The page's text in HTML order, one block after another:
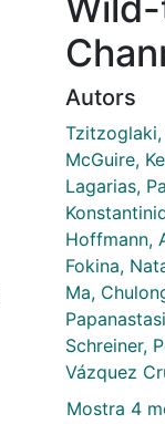
Autors
McGuire,
Lagarias,
Hoffmann,
Fokina,
Ma,
Schreiner,
Vázquez
Mostra 4